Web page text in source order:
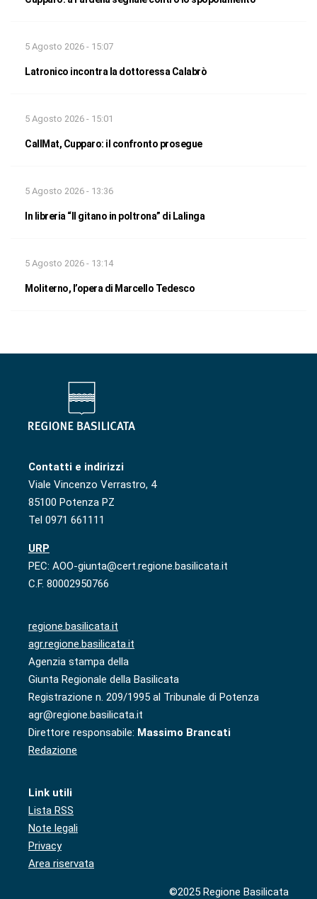
5 Agosto 2026 - 15:07
Latronico incontra la dottoressa Calabrò
5 Agosto 2026 - 15:01
CallMat, Cupparo: il confronto prosegue
5 Agosto 2026 - 13:36
In libreria “Il gitano in poltrona” di Lalinga
5 Agosto 2026 - 13:14
Moliterno, l’opera di Marcello Tedesco
Contatti e indirizzi
Viale Vincenzo Verrastro, 4
85100 Potenza PZ
Tel 0971 661111
URP
PEC: AOO-giunta@cert.regione.basilicata.it
C.F. 80002950766
regione.basilicata.it
agr.regione.basilicata.it
Agenzia stampa della
Giunta Regionale della Basilicata
Registrazione n. 209/1995 al Tribunale di Potenza
agr@regione.basilicata.it
Direttore responsabile: Massimo Brancati
Redazione
Link utili
Lista RSS
Note legali
Privacy
Area riservata
©2025 Regione Basilicata